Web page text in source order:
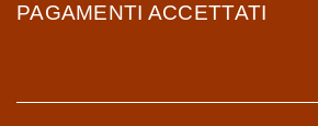
PAGAMENTI ACCETTATI